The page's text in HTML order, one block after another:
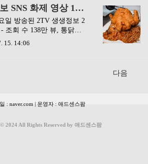
계획 맛집정보❗️❗️생활의 달
맛집❗️ 대왕골 위치 주소: 경
로 264 전화번호: 0507 145
: 12:00 - 20:30브레이크타
오더: 19:30휴일: 목요
KBS 2TV 생생정보 SNS 화제 영상 138만 뷰 통닭이 올라간 이색 아귀찜 진아구 7월 15일 2093회 방송
일 방송된 2TV 생생정보 2
조회 수 138만 뷰, 통닭이
소개된 이색 통닭 아구찜
놨습니다. ❗️편스토랑 다시
❗️❗️전현무계획 맛집정보❗️❗️
시간영업시간: 12:00 - 01:00
으로 이동합니다. ❗️화제
15. 14:06
다음
: naver.com | 운영자 : 애드센스팜
2024 All Rights Reserved by 애드센스팜